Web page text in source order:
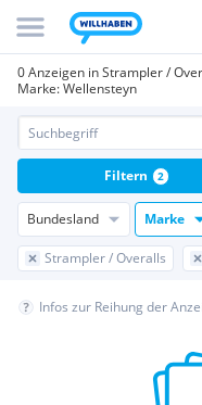
0 Anzeigen in Strampler /
Marke: Wellensteyn
Bundesland Marke
Strampler / Overalls
Filtern 2
Infos zur Reihung der